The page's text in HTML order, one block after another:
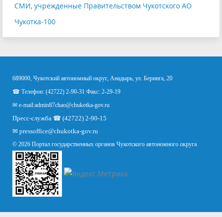
СМИ, учрежденные Правительством Чукотского АО
Чукотка-100
689000, Чукотский автономный округ, Анадырь, ул. Беринга, 20
☎ Телефон: (42722) 2-90-31 Факс: 2-29-19
✉ e-mail:admin87chao@chukotka-gov.ru
Пресс-служба ☎ (42722) 2-90-15
✉ pressoffice@chukotka-gov.ru
© 2026 Портал государственных органов Чукотского автономного округа